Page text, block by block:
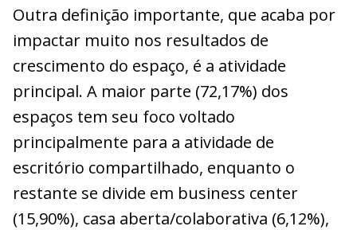
Outra definição importante, que acaba por
impactar muito nos resultados de
crescimento do espaço, é a atividade
principal. A maior parte (72,17%) dos
espaços tem seu foco voltado
principalmente para a atividade de
escritório compartilhado, enquanto o
restante se divide em business center
(15,90%), casa aberta/colaborativa (6,12%),